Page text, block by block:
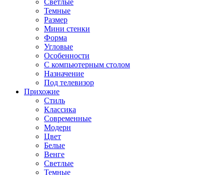
Светлые
Темные
Размер
Мини стенки
Форма
Угловые
Особенности
С компьютерным столом
Назначение
Под телевизор
Прихожие
Стиль
Классика
Современные
Модерн
Цвет
Белые
Венге
Светлые
Темные